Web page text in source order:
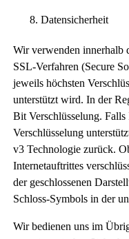
Datensicherheit
Wir verwenden innerhalb
SSL-Verfahren (Secure
jeweils höchsten
unterstützt wird. In der
Bit Verschlüsselung.
Verschlüsselung
v3 Technologie zurück.
Internetauftrittes
der geschlossenen
Schloss-Symbols in der
Wir bedienen uns im